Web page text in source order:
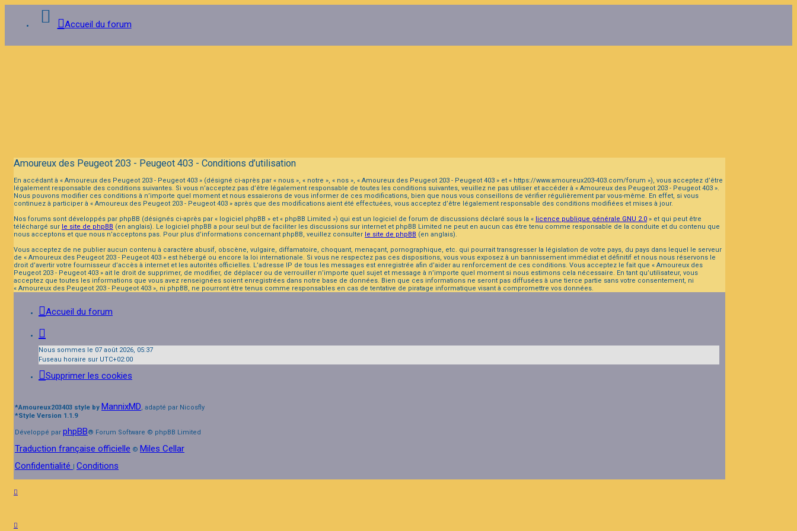
Accueil du forum
Amoureux des Peugeot 203 - Peugeot 403 - Conditions d’utilisation
En accédant à « Amoureux des Peugeot 203 - Peugeot 403 » (désigné ci-après par « nous », « notre », « nos », « Amoureux des Peugeot 203 - Peugeot 403 » et « https://www.amoureux203-403.com/forum »), vous acceptez d’être
légalement responsable des conditions suivantes. Si vous n’acceptez pas d’être légalement responsable de toutes les conditions suivantes, veuillez ne pas utiliser et accéder à « Amoureux des Peugeot 203 - Peugeot 403 ».
Nous pouvons modifier ces conditions à n’importe quel moment et nous essaierons de vous informer de ces modifications, bien que nous vous conseillons de vérifier régulièrement par vous-même. En effet, si vous
continuez à participer à « Amoureux des Peugeot 203 - Peugeot 403 » après que des modifications aient été effectuées, vous acceptez d’être légalement responsable des conditions modifiées et mises à jour.
Nos forums sont développés par phpBB (désignés ci-après par « logiciel phpBB » et « phpBB Limited ») qui est un logiciel de forum de discussions déclaré sous la « licence publique générale GNU 2.0 » et qui peut être
téléchargé sur le site de phpBB (en anglais). Le logiciel phpBB a pour seul but de faciliter les discussions sur internet et phpBB Limited ne peut en aucun cas être tenu comme responsable de la conduite et du contenu que
nous acceptons et que nous n’acceptons pas. Pour plus d’informations concernant phpBB, veuillez consulter le site de phpBB (en anglais).
Vous acceptez de ne publier aucun contenu à caractère abusif, obscène, vulgaire, diffamatoire, choquant, menaçant, pornographique, etc. qui pourrait transgresser la législation de votre pays, du pays dans lequel le serveur
de « Amoureux des Peugeot 203 - Peugeot 403 » est hébergé ou encore la loi internationale. Si vous ne respectez pas ces dispositions, vous vous exposez à un bannissement immédiat et définitif et nous nous réservons le
droit d’avertir votre fournisseur d’accès à internet et les autorités officielles. L’adresse IP de tous les messages est enregistrée afin d’aider au renforcement de ces conditions. Vous acceptez le fait que « Amoureux des
Peugeot 203 - Peugeot 403 » ait le droit de supprimer, de modifier, de déplacer ou de verrouiller n’importe quel sujet et message à n’importe quel moment si nous estimons cela nécessaire. En tant qu’utilisateur, vous
acceptez que toutes les informations que vous avez renseignées soient enregistrées dans notre base de données. Bien que ces informations ne seront pas diffusées à une tierce partie sans votre consentement, ni
« Amoureux des Peugeot 203 - Peugeot 403 », ni phpBB, ne pourront être tenus comme responsables en cas de tentative de piratage informatique visant à compromettre vos données.
Accueil du forum
Nous sommes le 07 août 2026, 05:37
Fuseau horaire sur UTC+02:00
Supprimer les cookies
*Amoureux203403 style by MannixMD, adapté par Nicosfly
*Style Version 1.1.9
Développé par phpBB® Forum Software © phpBB Limited
Traduction française officielle © Miles Cellar
Confidentialité
Conditions